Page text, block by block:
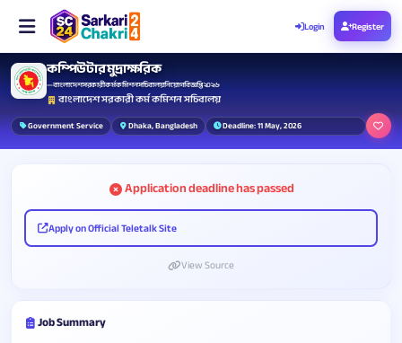
Login Register
কম্পিউটার মুদ্রাক্ষরিক
— বাংলাদেশ সরকারী কর্ম কমিশন সচিবালয় নিয়োগ বিজ্ঞপ্তি ২০২৬
বাংলাদেশ সরকারী কর্ম কমিশন সচিবালয়
Government Service Dhaka, Bangladesh Deadline: 11 May, 2026
Application deadline has passed
Apply on Official Teletalk Site
View Source
Job Summary